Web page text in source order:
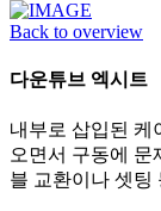
Back to overview
다운튜브 엑시트
내부로 삽입된 케
오면서 구동에 문
블 교환이나 셋팅